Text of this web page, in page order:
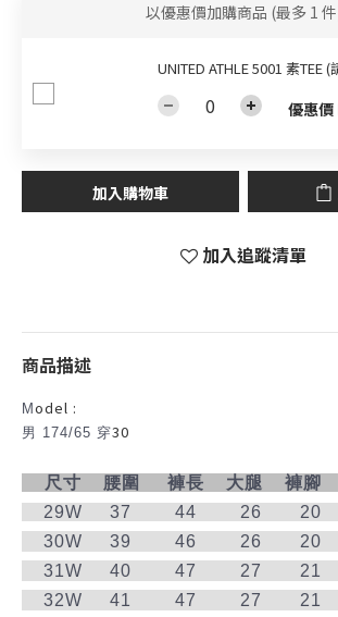
以優惠價加購商品 (最多 1
UNITED ATHLE 5001 素TEE
優惠
加入購物車
加入追蹤清單
商品描述
M odel :
男 174/65 穿30
⁡ 尺寸 腰圍 褲長 大腿 褲腳
29W 37 44 26
30W 39 46 26 20
31W 40 47 27 21
32W 41 47 27 21